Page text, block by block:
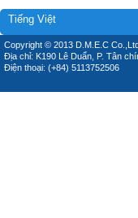
Tiếng Việt
Copyright © 2013 D.M.E.C
Địa chỉ: K190 Lê Duẩn, P. Tân
Điện thoại: (+84) 5113752506